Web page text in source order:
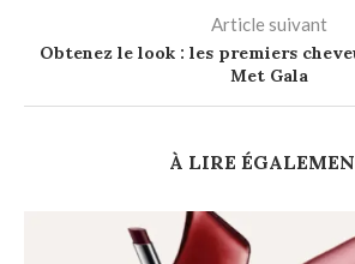
Article suivant
Obtenez le look : les premiers
Met Gala
À LIRE